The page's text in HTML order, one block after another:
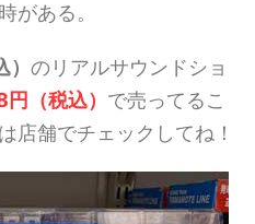
がある。
のリアルサウンドショ
（税込） で売ってるこ
店舗でチェックしてね！